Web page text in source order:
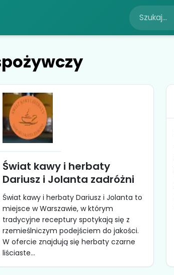
Świat kawy i herbaty
Dariusz i Jolanta zadróżni
Świat kawy i herbaty Dariusz i Jolanta to
miejsce w Warszawie, w którym
tradycyjne receptury spotykają się z
rzemieślniczym podejściem do jakości.
W ofercie znajdują się herbaty czarne
liściaste...